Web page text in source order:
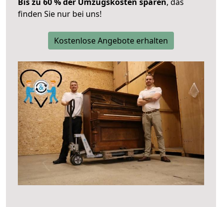
finden Sie nur bei uns!
Kostenlose Angebote erhalten